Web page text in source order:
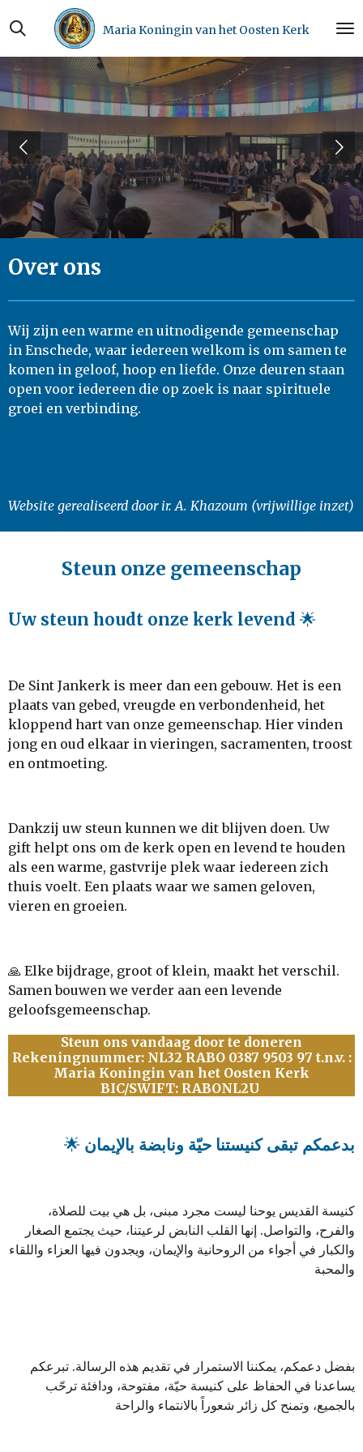
direct
naar
de
hoofdinhoud
Maria Koningin van het Oosten Kerk
Over ons
Wij zijn een warme en uitnodigende gemeenschap
in Enschede, waar iedereen welkom is om samen te
komen in geloof, hoop en liefde. Onze deuren staan
open voor iedereen die op zoek is naar spirituele
groei en verbinding.
Website gerealiseerd door ir. A. Khazoum (vrijwillige inzet)
Steun onze gemeenschap
Uw steun houdt onze kerk levend🌟
De Sint Jankerk is meer dan een gebouw. Het is een
plaats van gebed, vreugde en verbondenheid, het
kloppend hart van onze gemeenschap. Hier vinden
jong en oud elkaar in vieringen, sacramenten, troost
en ontmoeting.
Dankzij uw steun kunnen we dit blijven doen. Uw
gift helpt ons om de kerk open en levend te houden
als een warme, gastvrije plek waar iedereen zich
thuis voelt. Een plaats waar we samen geloven,
vieren en groeien.
🙏 Elke bijdrage, groot of klein, maakt het verschil.
Samen bouwen we verder aan een levende
geloofsgemeenschap.
Steun ons vandaag door te doneren
Rekeningnummer: NL32 RABO 0387 9503 97 t.n.v. :
Maria Koningin van het Oosten Kerk
BIC/SWIFT: RABONL2U
🌟 بدعمكم تبقى كنيستنا حيّة ونابضة بالإيمان
كنيسة القديس يوحنا ليست مجرد مبنى، بل هي بيت للصلاة،
والفرح، والتواصل. إنها القلب النابض لرعيتنا، حيث يجتمع الصغار
والكبار في أجواء من الروحانية والإيمان، ويجدون فيها العزاء واللقاء
والمحبة
بفضل دعمكم، يمكننا الاستمرار في تقديم هذه الرسالة. تبرعكم
يساعدنا في الحفاظ على كنيسة حيّة، مفتوحة، ودافئة ترحّب
بالجميع، وتمنح كل زائر شعوراً بالانتماء والراحة